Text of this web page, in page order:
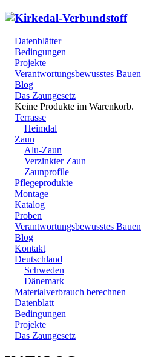
Datenblätter
Bedingungen
Projekte
Verantwortungsbewusstes Bauen
Blog
Das Zaungesetz
Keine Produkte im Warenkorb.
Terrasse
Heimdal
Zaun
Alu-Zaun
Verzinkter Zaun
Zaunprofile
Pflegeprodukte
Montage
Katalog
Proben
Verantwortungsbewusstes Bauen
Blog
Kontakt
Deutschland
Schweden
Dänemark
Materialverbrauch berechnen
Datenblatt
Bedingungen
Projekte
Das Zaungesetz